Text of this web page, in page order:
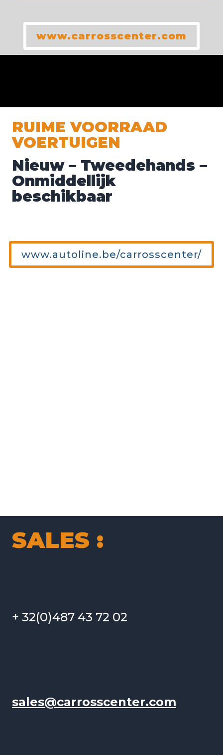
www.carrosscenter.com
RUIME VOORRAAD
VOERTUIGEN
Nieuw – Tweedehands –
Onmiddellijk
beschikbaar
www.autoline.be/carrosscenter/
SALES :
+ 32(0)487 43 72 02
sales@carrosscenter.com